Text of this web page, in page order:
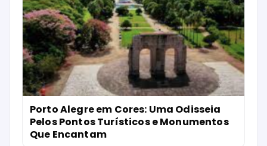
Porto Alegre em Cores: Uma Odisseia
Pelos Pontos Turísticos e Monumentos
Que Encantam